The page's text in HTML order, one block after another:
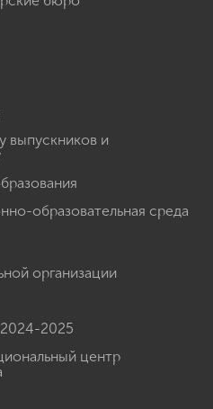
выпускников и
образовательная среда
организации
2025
центр